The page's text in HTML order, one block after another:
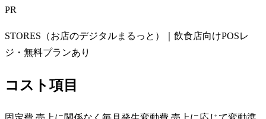
PR
STORES（お店のデジタルまるっと）｜飲食店向けPOSレ
ジ・無料プランあり
コスト項目